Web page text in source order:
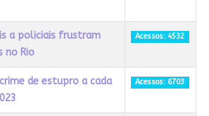
a policiais frustram
no Rio
Acessos: 4532
de estupro a cada
Acessos: 6703